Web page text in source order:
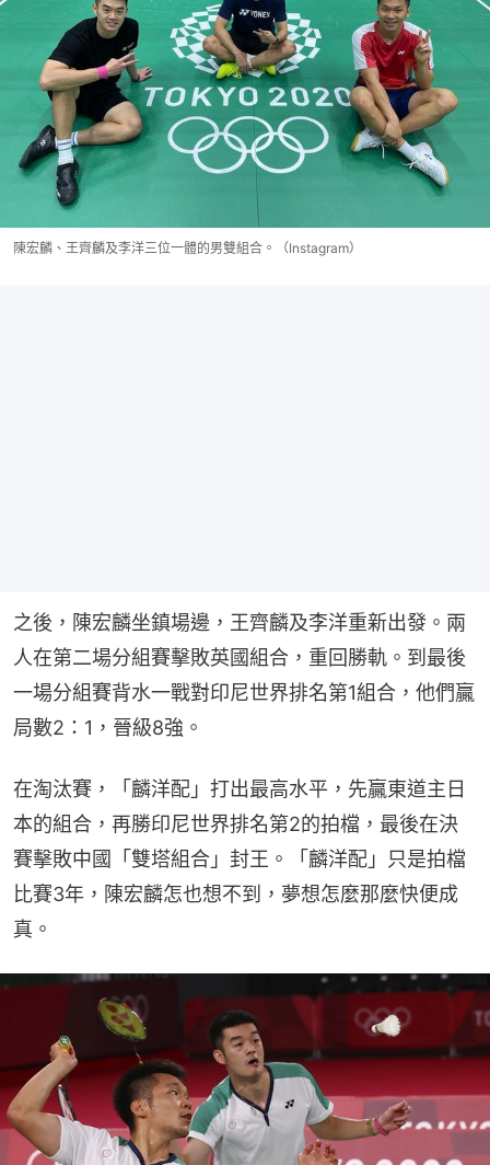
陳宏麟、王齊麟及李洋三位一體的男雙組合。（Instagram）
之後，陳宏麟坐鎮場邊，王齊麟及李洋重新出發。兩
人在第二場分組賽擊敗英國組合，重回勝軌。到最後
一場分組賽背水一戰對印尼世界排名第1組合，他們贏
局數2：1，晉級8強。
在淘汰賽，「麟洋配」打出最高水平，先贏東道主日
本的組合，再勝印尼世界排名第2的拍檔，最後在決
賽擊敗中國「雙塔組合」封王。「麟洋配」只是拍檔
比賽3年，陳宏麟怎也想不到，夢想怎麼那麼快便成
真。